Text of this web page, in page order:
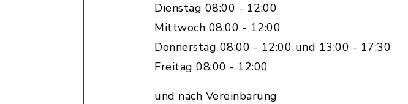
Dienstag 08:00 - 12:00
Mittwoch 08:00 - 12:00
Donnerstag 08:00 - 12:00 und 13:00 - 17:30
Freitag 08:00 - 12:00
und nach Vereinbarung